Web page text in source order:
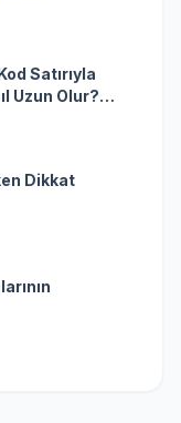
Satırıyla
Uzun Olur?
Rolü)
Dikkat